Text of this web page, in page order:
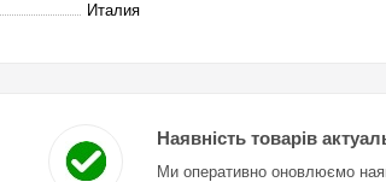
Италия
Наявність товарів
Ми оперативно оновлюємо